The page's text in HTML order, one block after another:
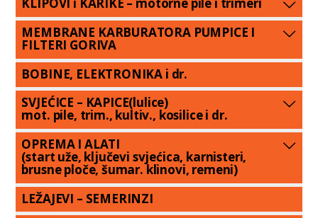
KLIPOVI i KARIKE – motorne pile i trimeri
MEMBRANE KARBURATORA PUMPICE I
FILTERI GORIVA
BOBINE, ELEKTRONIKA i dr.
SVJEĆICE – KAPICE(lulice)
mot. pile, trim., kultiv., kosilice i dr.
OPREMA I ALATI
(start uže, ključevi svjećica, karnisteri,
brusne ploče, šumar. klinovi, remeni)
LEŽAJEVI – SEMERINZI